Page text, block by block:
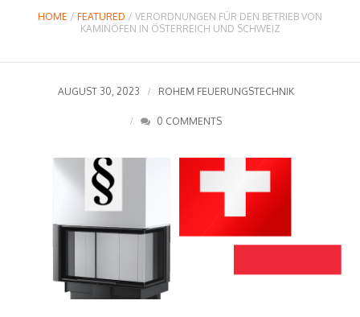
HOME / FEATURED / VERORDNUNGEN FÜR DEN BETRIEB VON
KAMINÖFEN IN ÖSTERREICH UND SCHWEIZ
AUGUST 30, 2023 ROHEM FEUERUNGSTECHNIK
0 COMMENTS